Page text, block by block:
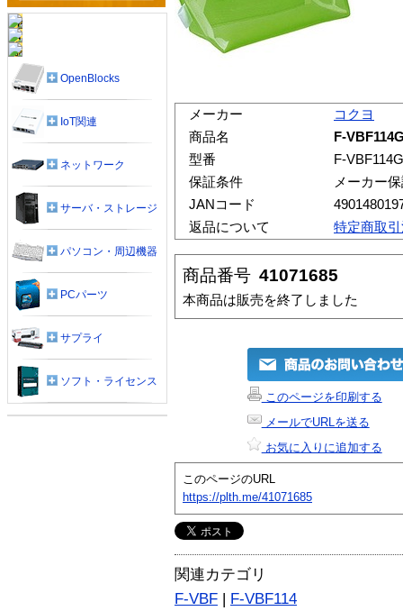
メーカー
コクヨ
商品名
F-
型番
F-VBF114G
保証条件
メーカー
JANコード
返品について
特定商取
商品番号 41071685
本商品は販売を終了しました
このページを印刷する
メールでURLを送る
お気に入りに追加する
このページのURL
https://plth.me/41071685
関連カテゴリ
F-VBF | F-VBF114
OpenBlocks
IoT関連
ネットワーク
サーバ・ストレージ
パソコン・周辺機器
PCパーツ
サプライ
ソフト・ライセンス